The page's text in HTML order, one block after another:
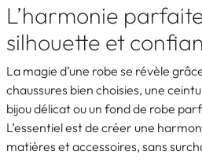
L’harmonie
silhouette et
La magie d’une robe se révèle
chaussures bien choisies, une
bijou délicat ou un fond de robe
L’essentiel est de créer une
matières et accessoires, sans